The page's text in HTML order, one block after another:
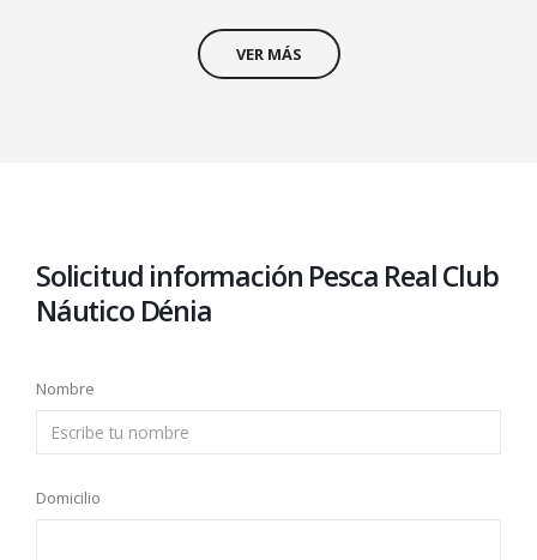
VER MÁS
Solicitud información Pesca Real Club
Náutico Dénia
Nombre
Domicilio